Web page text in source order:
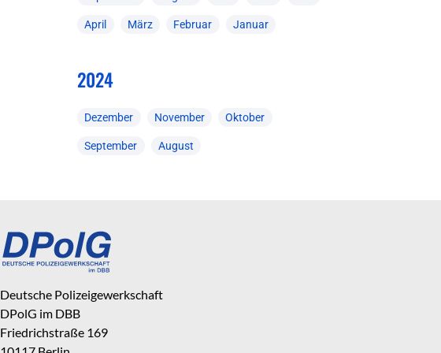
April März Februar Januar
2024
Dezember November Oktober
September August
Deutsche Polizeigewerkschaft
DPolG im DBB
Friedrichstraße 169